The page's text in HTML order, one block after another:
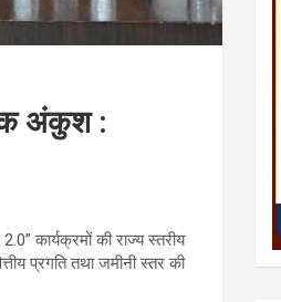
अंकुश :
कार्यक्रमों की राज्य स्तरीय
प्रगति तथा जमीनी स्तर की